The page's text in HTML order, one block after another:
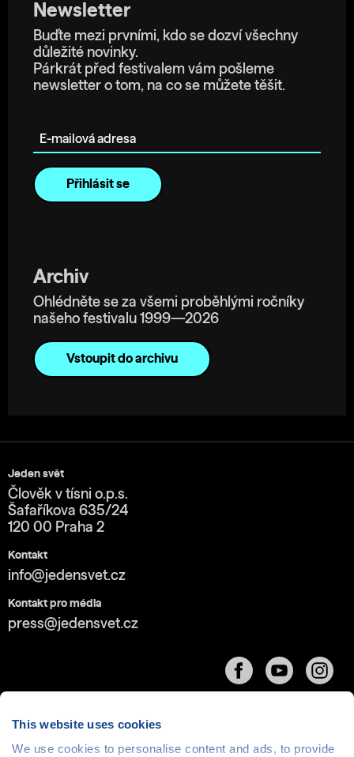
This website uses cookies
We use cookies to personalise content and ads, to provide
Newsletter
Buďte mezi prvními, kdo se dozví všechny
důležité novinky.
Párkrát před festivalem vám pošleme
newsletter o tom, na co se můžete těšit.
Archiv
Ohlédněte se za všemi proběhlými ročníky
našeho festivalu 1999—2026
Vstoupit do archivu
Jeden svět
Člověk v tísni o.p.s.
Šafaříkova 635/24
120 00 Praha 2
Kontakt
info@jedensvet.cz
Kontakt pro média
press@jedensvet.cz